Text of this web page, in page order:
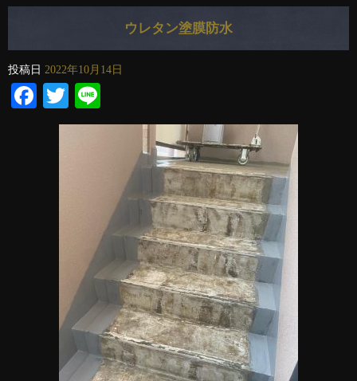
ウレタン塗膜防水
投稿日 2022年10月14日
Facebook
Twitter